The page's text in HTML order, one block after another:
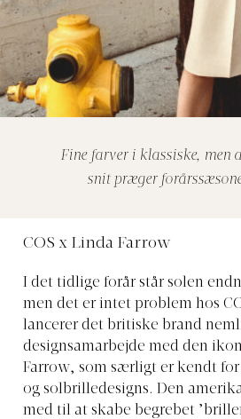
Fine farver i klassiske, men
snit præger
COS x Linda Farrow
I det tidlige forår står solen
men det er intet problem hos
lancerer det britiske brand
designsamarbejde med den
Farrow, som særligt er kendt
og solbrilledesigns. Den
med til at skabe begrebet